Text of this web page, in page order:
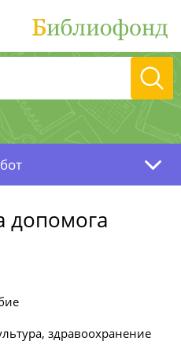
допомога
здравоохранение